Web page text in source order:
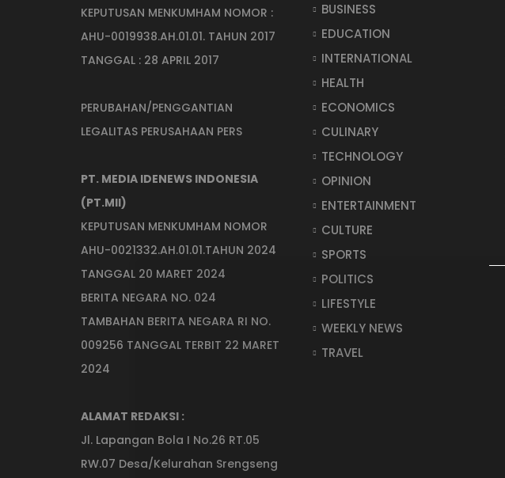
KEPUTUSAN MENKUMHAM NOMOR :
AHU-0019938.AH.01.01. TAHUN 2017
TANGGAL : 28 APRIL 2017
PERUBAHAN/PENGGANTIAN
LEGALITAS PERUSAHAAN PERS
PT. MEDIA IDENEWS INDONESIA
(PT.MII)
KEPUTUSAN MENKUMHAM NOMOR
AHU-0021332.AH.01.01.TAHUN 2024
TANGGAL 20 MARET 2024
BERITA NEGARA NO. 024
TAMBAHAN BERITA NEGARA RI NO.
009256 TANGGAL TERBIT 22 MARET
2024
ALAMAT REDAKSI :
Jl. Lapangan Bola I No.26 RT.05
RW.07 Desa/Kelurahan Srengseng
BUSINESS
EDUCATION
INTERNATIONAL
HEALTH
ECONOMICS
CULINARY
TECHNOLOGY
OPINION
ENTERTAINMENT
CULTURE
SPORTS
POLITICS
LIFESTYLE
WEEKLY NEWS
TRAVEL